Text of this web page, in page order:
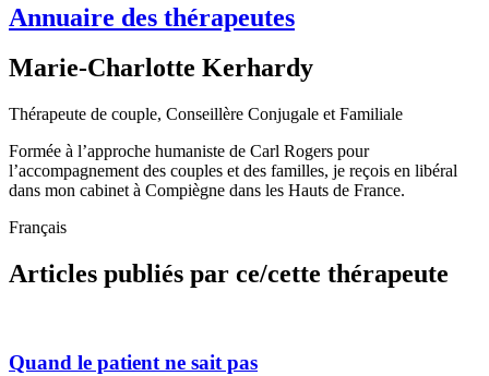
Annuaire des thérapeutes
Marie-Charlotte Kerhardy
Thérapeute de couple, Conseillère Conjugale et Familiale
Formée à l’approche humaniste de Carl Rogers pour
l’accompagnement des couples et des familles, je reçois en libéral
dans mon cabinet à Compiègne dans les Hauts de France.
Français
Articles publiés par ce/cette thérapeute
Quand le patient ne sait pas